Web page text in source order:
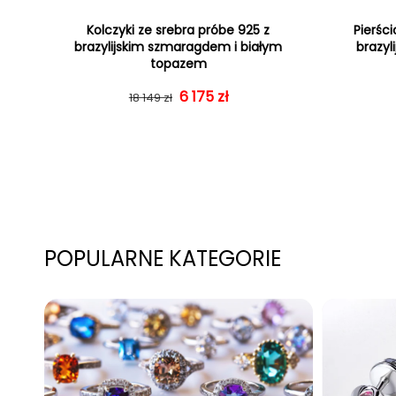
Kolczyki ze srebra próbe 925 z
brazylijskim szmaragdem i białym
topazem
Cena regularna
18 149 zł Cena sprzedaży
6 175 zł
POPULARNE KATEGORIE